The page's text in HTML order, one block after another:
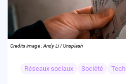
Credits image : Andy Li / Unsplash
Réseaux sociaux Société